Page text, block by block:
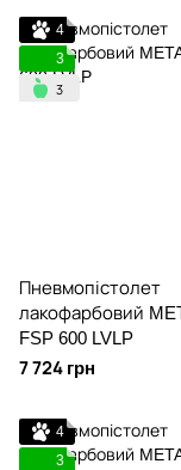
4
3
Пневмопістолет
лакофарбовий
FSP 600 LVLP
7 724 грн
4
3